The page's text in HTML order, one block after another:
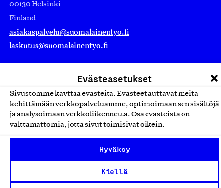
Evästeasetukset
Sivustomme käyttää evästeitä. Evästeet auttavat meitä
kehittämään verkkopalveluamme, optimoimaan sen sisältöjä
ja analysoimaan verkkoliikennettä. Osa evästeistä on
välttämättömiä, jotta sivut toimisivat oikein.
Hyväksy
Kiellä
00130 Helsinki
Finland
asiakaspalvelu@suomalainentyo.fi
laskutus@suomalainentyo.fi
Avainlippu